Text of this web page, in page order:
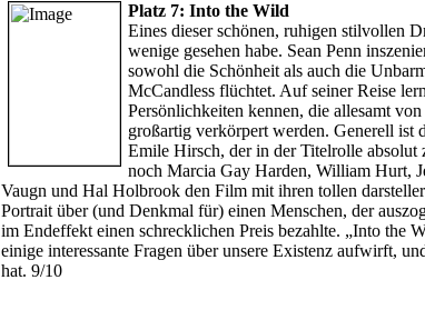
Platz 7: Into the Wild
Eines dieser schönen, ruhigen stilvollen
wenige gesehen habe. Sean Penn
sowohl die Schönheit als auch die
McCandless flüchtet. Auf seiner Reise
Persönlichkeiten kennen, die allesamt
großartig verkörpert werden. Generell ist
Emile Hirsch, der in der Titelrolle absolut
noch Marcia Gay Harden, William Hurt,
Vaugn und Hal Holbrook den Film mit ihren tollen
Portrait über (und Denkmal für) einen Menschen, der
im Endeffekt einen schrecklichen Preis bezahlte. „Into the
einige interessante Fragen über unsere Existenz aufwirft,
hat. 9/10